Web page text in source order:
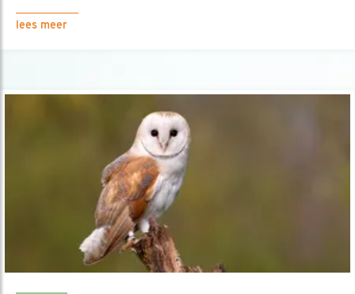
lees meer